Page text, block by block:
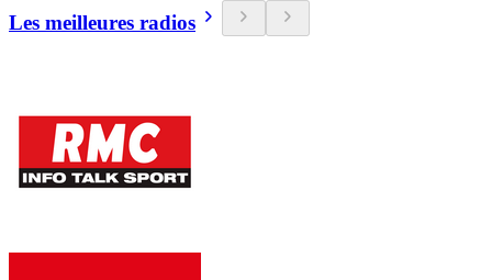
Les meilleures radios